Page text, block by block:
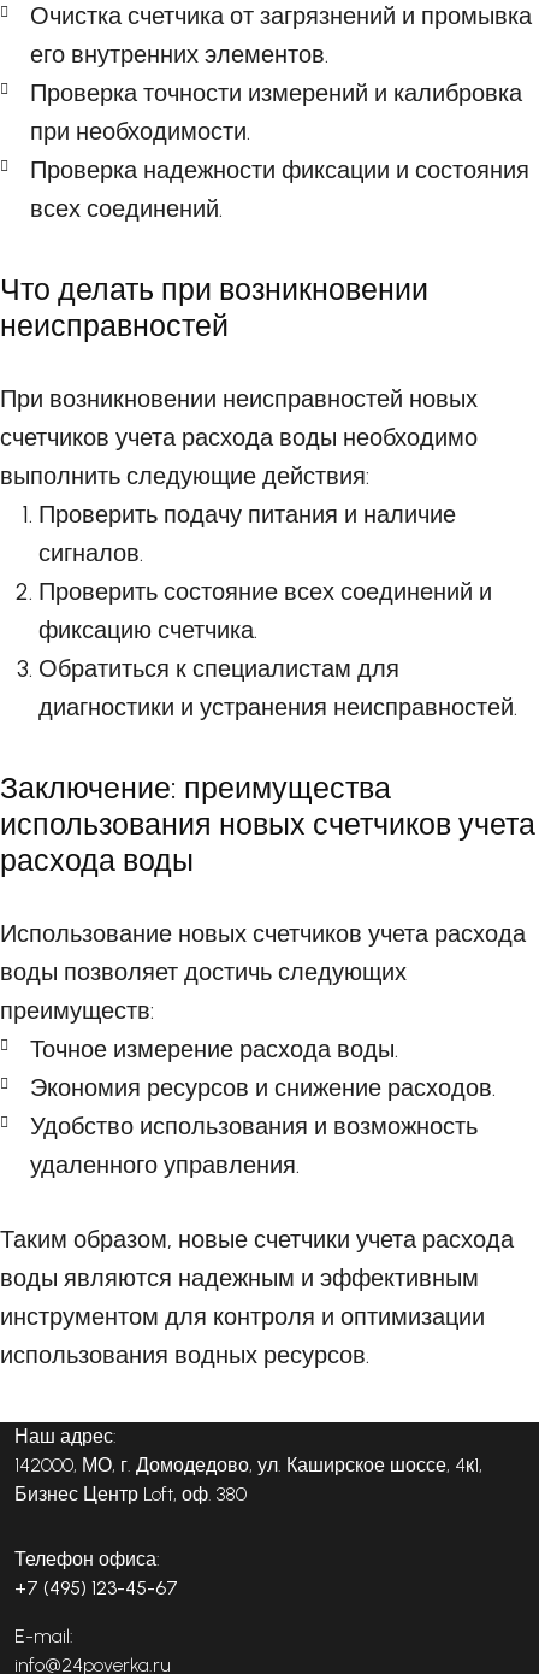
Очистка счетчика от загрязнений и промывка
его внутренних элементов.
Проверка точности измерений и калибровка
при необходимости.
Проверка надежности фиксации и состояния
всех соединений.
Что делать при возникновении
неисправностей
При возникновении неисправностей новых
счетчиков учета расхода воды необходимо
выполнить следующие действия:
Проверить подачу питания и наличие
сигналов.
Проверить состояние всех соединений и
фиксацию счетчика.
Обратиться к специалистам для
диагностики и устранения неисправностей.
Заключение: преимущества
использования новых счетчиков учета
расхода воды
Использование новых счетчиков учета расхода
воды позволяет достичь следующих
преимуществ:
Точное измерение расхода воды.
Экономия ресурсов и снижение расходов.
Удобство использования и возможность
удаленного управления.
Таким образом, новые счетчики учета расхода
воды являются надежным и эффективным
инструментом для контроля и оптимизации
использования водных ресурсов.
Наш адрес:
142000, МО, г. Домодедово, ул. Каширское шоссе, 4к1,
Бизнес Центр Loft, оф. 380
Телефон офиса:
+7 (495) 123-45-67
E-mail:
info@24poverka.ru